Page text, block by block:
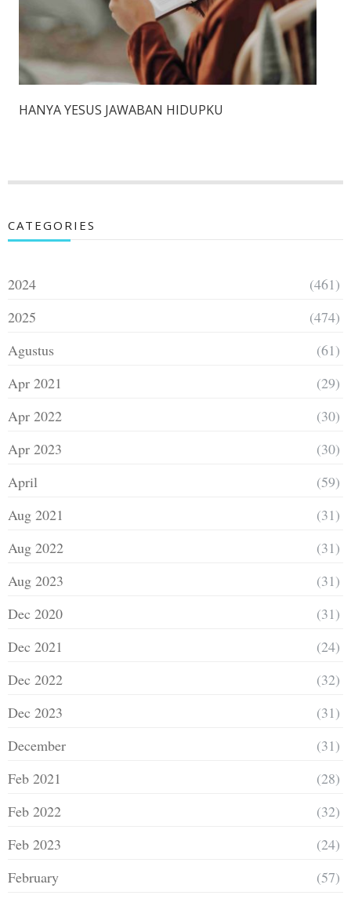
HANYA YESUS JAWABAN HIDUPKU
CATEGORIES
2024
(461)
2025
(474)
Agustus
(61)
Apr 2021
(29)
Apr 2022
(30)
Apr 2023
(30)
April
(59)
Aug 2021
(31)
Aug 2022
(31)
Aug 2023
(31)
Dec 2020
(31)
Dec 2021
(24)
Dec 2022
(32)
Dec 2023
(31)
December
(31)
Feb 2021
(28)
Feb 2022
(32)
Feb 2023
(24)
February
(57)